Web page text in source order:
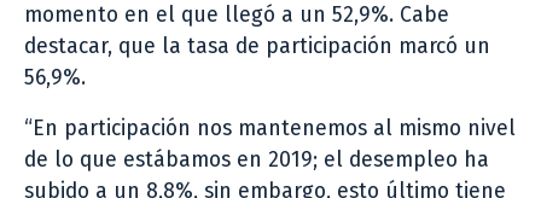
momento en el que llegó a un 52,9%. Cabe
destacar, que la tasa de participación marcó un
56,9%.
“En participación nos mantenemos al mismo nivel
de lo que estábamos en 2019; el desempleo ha
subido a un 8,8%, sin embargo, esto último tiene